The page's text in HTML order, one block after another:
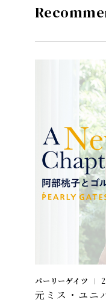
パーリーゲイツ
元ミス・ユニ